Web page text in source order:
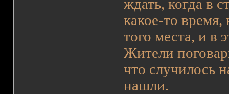
ждать, когда в
какое-то
того места, и в
Жители
что случилось
нашли.